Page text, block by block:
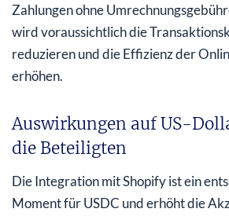
Zahlungen ohne
wird voraussichtlich die
reduzieren und die Effizienz der
erhöhen.
Auswirkungen auf US-
die Beteiligten
Die Integration mit Shopify ist ein
Moment für USDC und erhöht die